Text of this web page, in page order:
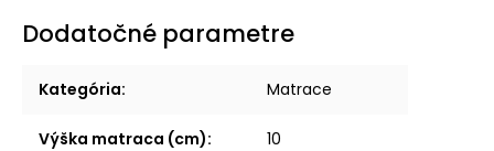
Dodatočné parametre
Kategória: Matrace
Výška matraca (cm): 10